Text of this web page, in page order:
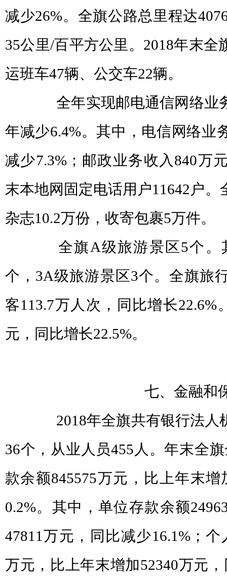
减少26%。全旗公路总里程达
35公里/百平方公里。2018年末全
运班车47辆、公交车22辆。
全年实现邮电通信网络业
年减少6.4%。其中，电信网络业
减少7.3%；邮政业务收入840万
末本地网固定电话用户11642户。
杂志10.2万份，收寄包裹5万件。
全旗A级旅游景区5个。
个，3A级旅游景区3个。全旗旅
客113.7万人次，同比增长22.6%
元，同比增长22.5%。
七、金融和
2018年全旗共有银行法人
36个，从业人员455人。年末全
款余额845575万元，比上年末
0.2%。其中，单位存款余额
47811万元，同比减少16.1%；
万元，比上年末增加52340万元